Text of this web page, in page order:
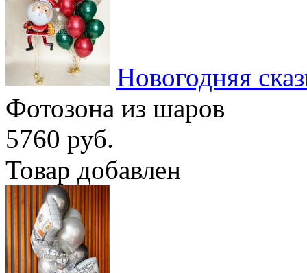
Новогодняя
Фотозона из шаров
5760 руб.
Товар добавлен